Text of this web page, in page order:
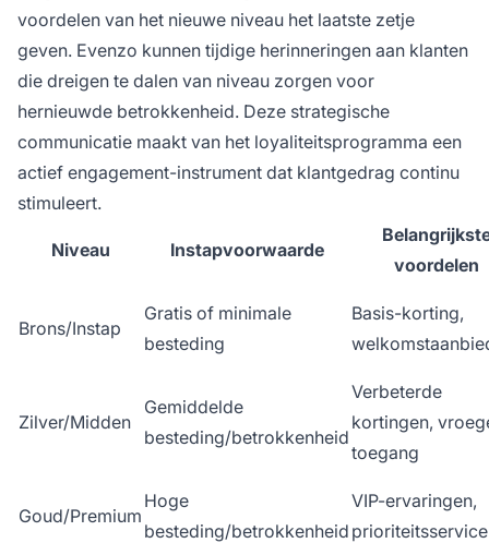
voordelen van het nieuwe niveau het laatste zetje
geven. Evenzo kunnen tijdige herinneringen aan klanten
die dreigen te dalen van niveau zorgen voor
hernieuwde betrokkenheid. Deze strategische
communicatie maakt van het loyaliteitsprogramma een
actief engagement-instrument dat klantgedrag continu
stimuleert.
Niveau Instapvoorwaarde
voordelen
Brons/Instap
Gratis of minimale
besteding
Basis-korting,
Zilver/Midden
Gemiddelde
besteding/betrokkenheid
Verbeterde
kortingen,
toegang
Goud/Premium
Hoge
besteding/betrokkenheid
VIP-ervaringen,
prioriteitsservice